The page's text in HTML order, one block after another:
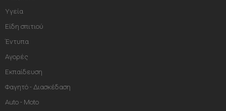
Υγεία
Είδη σπιτιού
Έντυπα
Αγορές
Εκπαίδευση
Φαγητό - Διασκέδαση
Auto - Moto